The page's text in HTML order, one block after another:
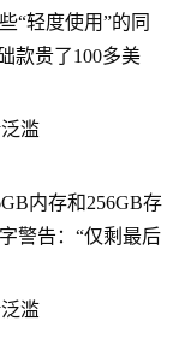
“轻度使用”的同
款贵了100多美
内存和256GB存
警告：“仅剩最后